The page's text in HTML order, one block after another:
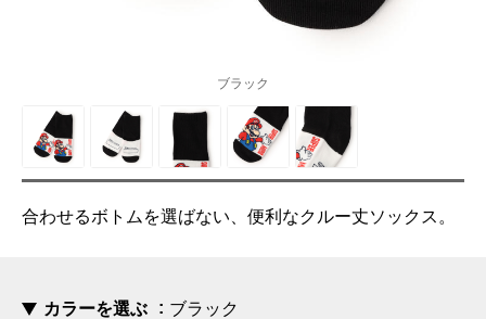
ブラック
合わせるボトムを選ばない、便利なクルー丈ソックス。
カラーを選ぶ ブラック